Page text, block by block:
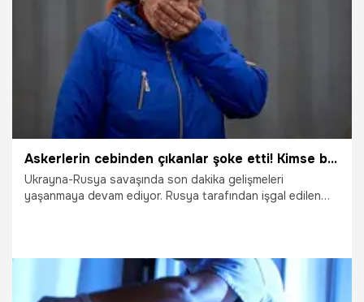
Dünya
Askerlerin cebinden çıkanlar şoke etti! Kimse bu kadarını beklemiyordu, altınlar ve...
Ukrayna-Rusya savaşında son dakika gelişmeleri
yaşanmaya devam ediyor. Rusya tarafından işgal edilen
askerlerinin cesetleriyle dolu düzinelerce beyaz ceset
torbası vardı. Asker cesetlerinin ceplerinden çıkanlar
herkesi şoke etti. İşte son dakika haberinin detayları...